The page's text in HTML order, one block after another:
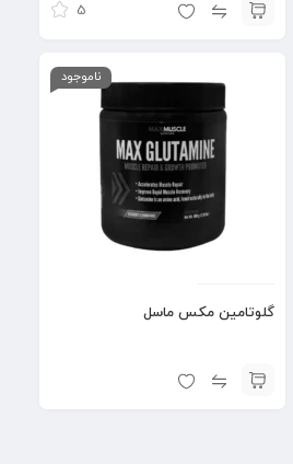
5
ناموجود
گلوتامین مکس ماسل